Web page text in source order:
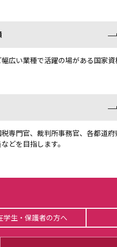
広い業種で活躍の場がある国家資
専門官、裁判所事務官、各都道府
どを目指します。
学生・保護者の方へ